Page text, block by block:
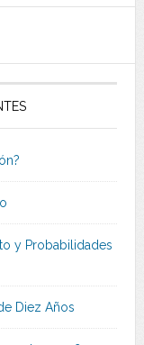
y Probabilidades
Diez Años